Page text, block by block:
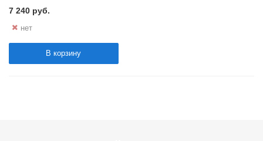
7 240 руб.
нет
В корзину